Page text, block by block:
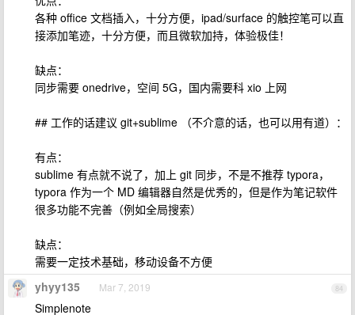
各种 office 文档插入，十分方便，ipad/surface 的触控笔可以直
接添加笔迹，十分方便，而且微软加持，体验极佳！
缺点：
同步需要 onedrive，空间 5G，国内需要科 xio 上网
## 工作的话建议 git+sublime （不介意的话，也可以用有道）：
有点：
sublime 有点就不说了，加上 git 同步，不是不推荐 typora，
typora 作为一个 MD 编辑器自然是优秀的，但是作为笔记软件
很多功能不完善（例如全局搜索）
缺点：
需要一定技术基础，移动设备不方便
84
yhyy135 Mar 7, 2019
Simplenote